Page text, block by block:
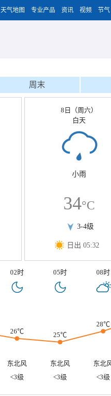
天气地图 专业产品 资讯 视频 节气
周末
8日（周六）
白天
小雨
34°C
3-4级
日出 05:32
02时 05时 08时
26℃
25℃
28℃
东北风 东北风
东北
<3级 <3级 <3级